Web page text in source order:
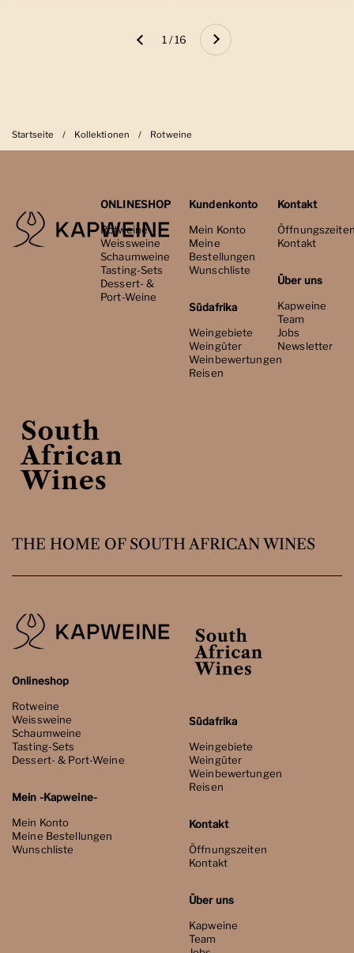
Zurück 1 / 16 Weiter
Startseite / Kollektionen / Rotweine
ONLINESHOP
Rotweine
Weissweine
Schaumweine
Tasting-Sets
Dessert- &
Port-Weine
Kundenkonto
Mein Konto
Meine
Bestellungen
Wunschliste
Südafrika
Weingebiete
Weingüter
Weinbewertungen
Reisen
Kontakt
Kontakt
Über uns
Kapweine
Team
Jobs
Newsletter
THE HOME OF SOUTH AFRICAN WINES
Onlineshop
Rotweine
Weissweine
Schaumweine
Tasting-Sets
Dessert- & Port-Weine
Mein -Kapweine-
Mein Konto
Meine Bestellungen
Wunschliste
Südafrika
Weingebiete
Weingüter
Weinbewertungen
Reisen
Kontakt
Öffnungszeiten
Kontakt
Über uns
Kapweine
Team